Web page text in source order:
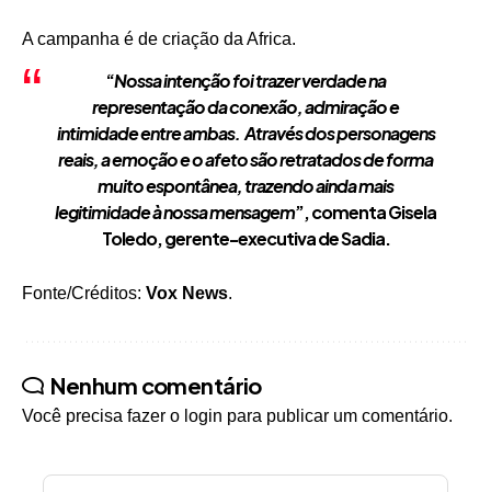
A campanha é de criação da Africa.
“Nossa intenção foi trazer verdade na
representação da conexão, admiração e
intimidade entre ambas. Através dos personagens
reais, a emoção e o afeto são retratados de forma
muito espontânea, trazendo ainda mais
legitimidade à nossa mensagem”, comenta Gisela
Toledo, gerente-executiva de Sadia.
Fonte/Créditos: Vox News.
Nenhum comentário
Você precisa fazer o login para publicar um comentário.